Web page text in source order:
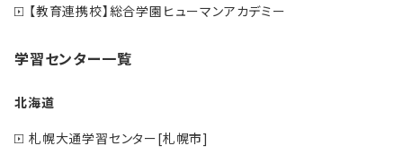
【教育連携校】総合学園ヒューマンアカデミー
学習センター一覧
北海道
札幌大通学習センター[札幌市]